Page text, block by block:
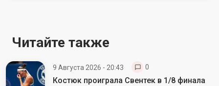
Читайте также
9 Августа 2026 - 20:43 0
Костюк проиграла Свентек в 1/8 финала